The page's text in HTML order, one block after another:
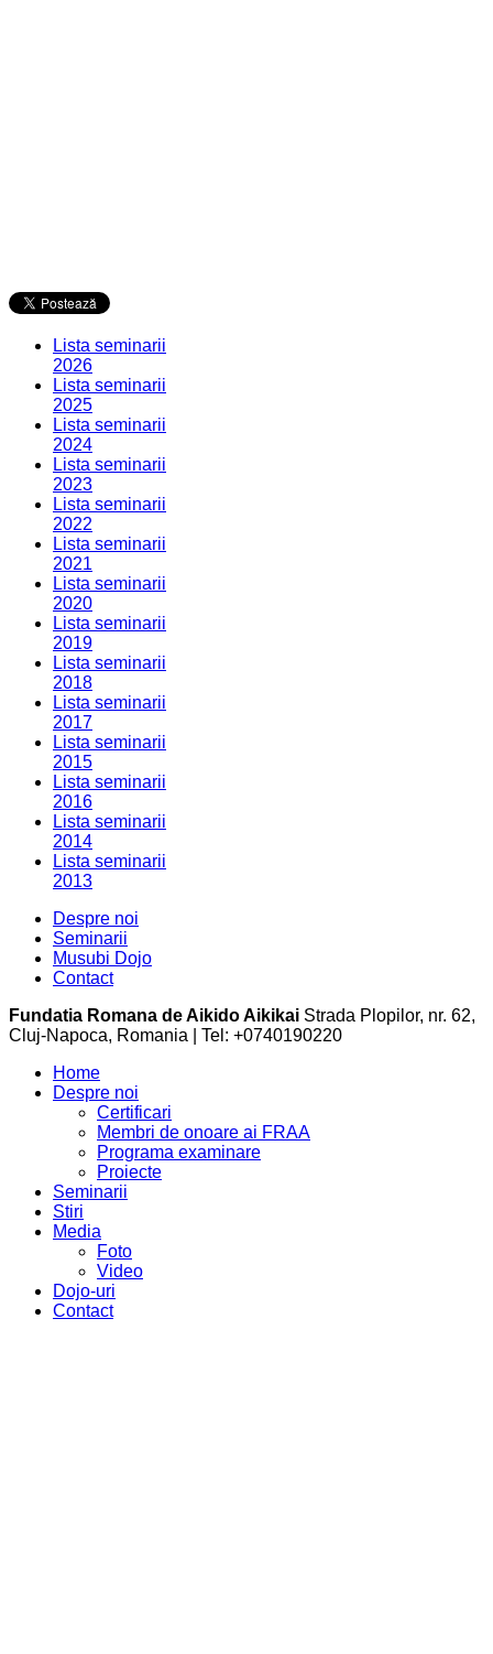
Lista seminarii
2026
Lista seminarii
2025
Lista seminarii
2024
Lista seminarii
2023
Lista seminarii
2022
Lista seminarii
2021
Lista seminarii
2020
Lista seminarii
2019
Lista seminarii
2018
Lista seminarii
2017
Lista seminarii
2015
Lista seminarii
2016
Lista seminarii
2014
Lista seminarii
2013
Despre noi
Seminarii
Musubi Dojo
Contact
Fundatia Romana de Aikido Aikikai Strada Plopilor, nr. 62,
Cluj-Napoca, Romania | Tel: +0740190220
Home
Despre noi
Certificari
Membri de onoare ai FRAA
Programa examinare
Proiecte
Seminarii
Stiri
Media
Foto
Video
Dojo-uri
Contact